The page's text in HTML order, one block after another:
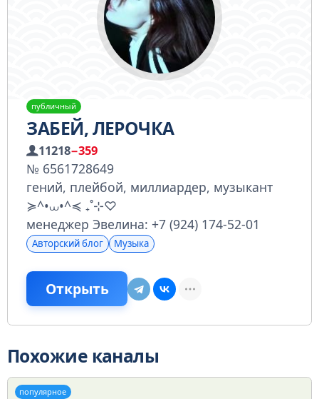
публичный
ЗАБЕЙ, ЛЕРОЧКА
11218−359
№ 6561728649
гений, плейбой, миллиардер, музыкант
≽^•⩊•^≼ ₊˚⊹♡
менеджер Эвелина: +7 (924) 174-52-01
Авторский блог Музыка
Открыть
Похожие каналы
популярное